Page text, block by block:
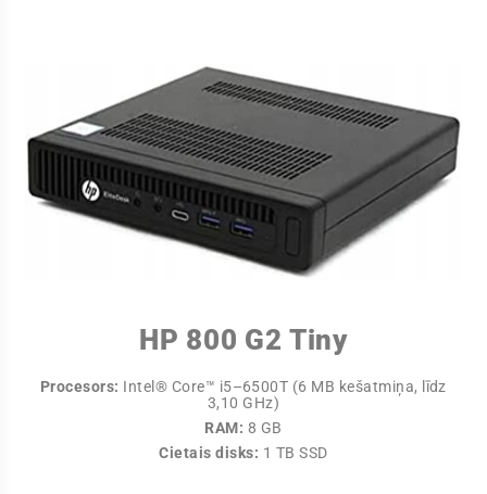
HP 800 G2 Tiny
Procesors: Intel® Core™ i5–6500T (6 MB kešatmiņa, līdz
3,10 GHz)
RAM: 8 GB
Cietais disks: 1 TB SSD